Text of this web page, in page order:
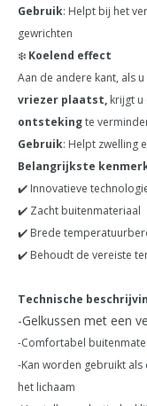
Gebruik: Helpt bij het
gewrichten
❄️ Koelend effect
Aan de andere kant, als
vriezer plaatst, krijgt u
ontstekingte
Gebruik: Helpt zwelling
Belangrijkste
✔️ Innovatieve
✔️ Zacht buitenmateriaal
✔️ Brede
✔️ Behoudt de vereiste
Technische
-Gelkussen met een
-Comfortabel
-Kan worden gebruikt
het lichaam